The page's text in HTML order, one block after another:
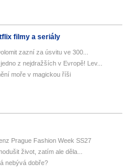
filmy a seriály
zazní za úsvitu ve 300...
z nejdražších v Evropě! Lev...
moře v magickou říši
Prague Fashion Week SS27
život, zatím ale děla...
nebývá dobře?